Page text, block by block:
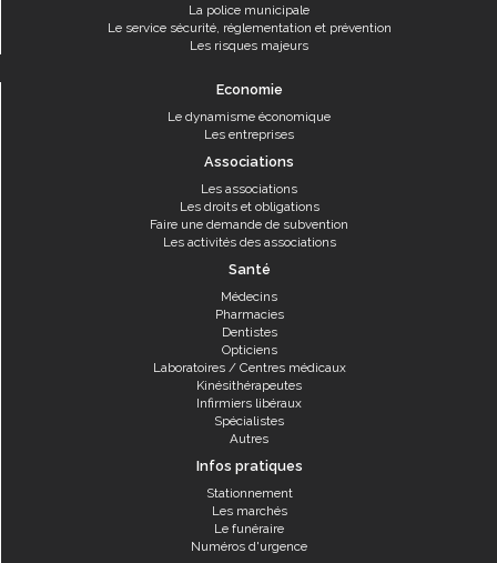
La police municipale
Le service sécurité, réglementation et prévention
Les risques majeurs
Economie
Le dynamisme économique
Les entreprises
Associations
Les associations
Les droits et obligations
Faire une demande de subvention
Les activités des associations
Santé
Médecins
Pharmacies
Dentistes
Opticiens
Laboratoires / Centres médicaux
Kinésithérapeutes
Infirmiers libéraux
Spécialistes
Autres
Infos pratiques
Stationnement
Les marchés
Le funéraire
Numéros d'urgence